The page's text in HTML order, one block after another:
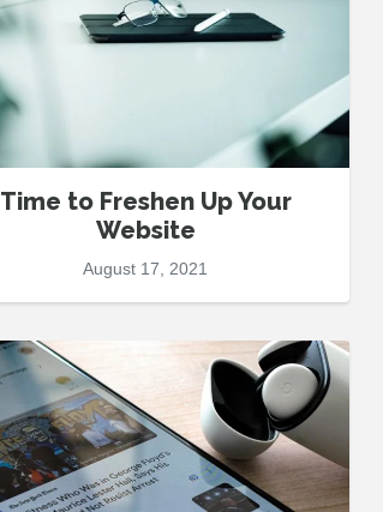
Time to Freshen Up Your
Website
August 17, 2021